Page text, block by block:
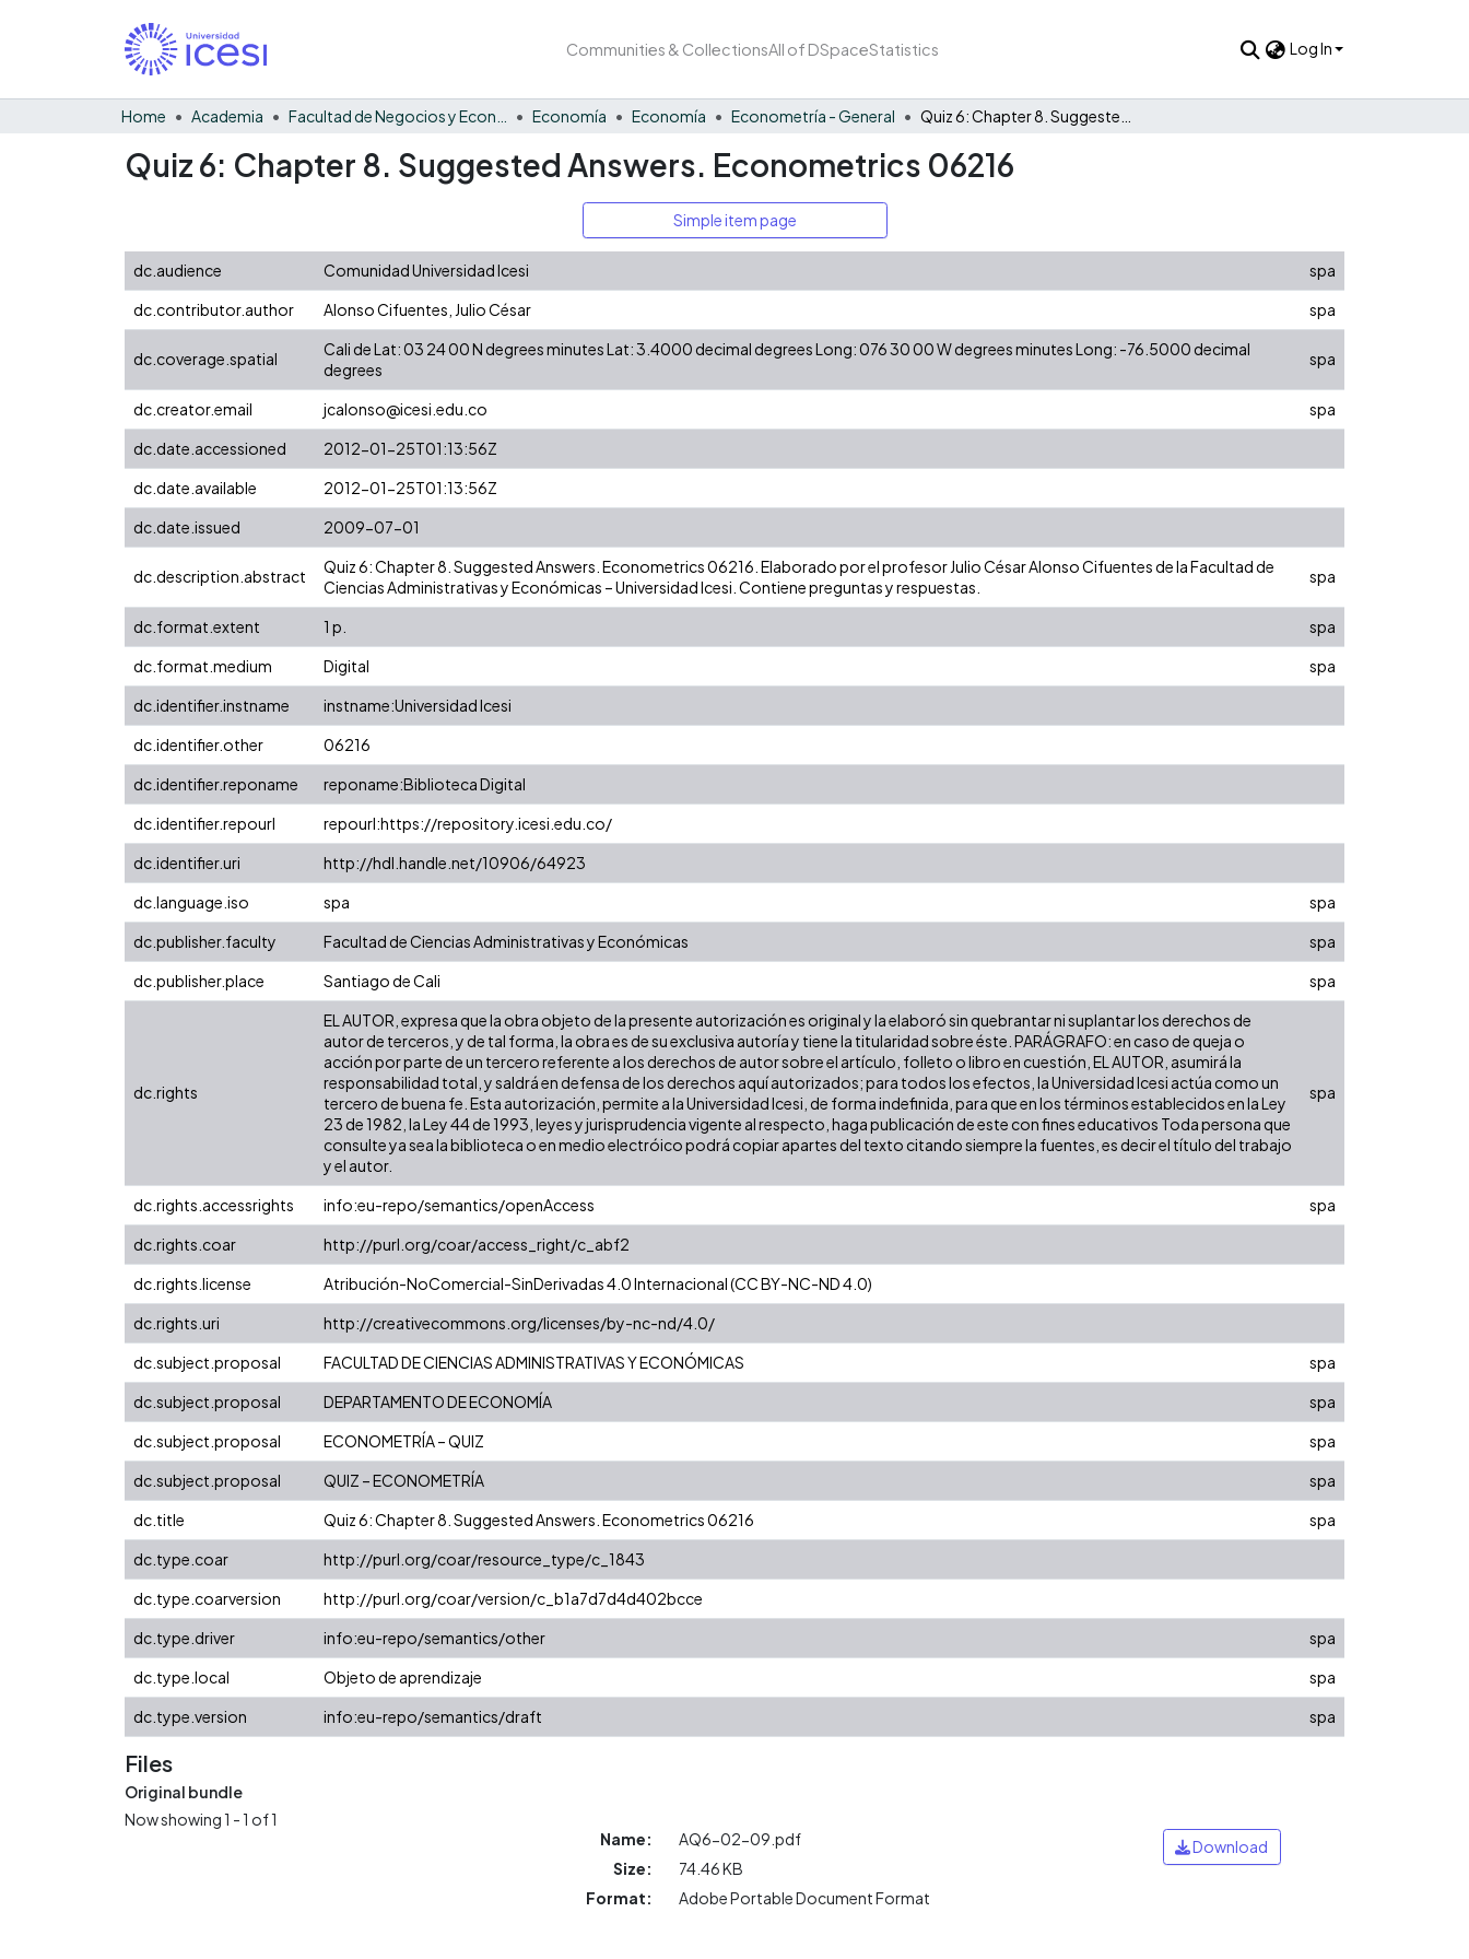
Communities & CollectionsAll of DSpaceStatistics Log In
Home Academia Economía Economía Econometría - General
Quiz 6: Chapter 8. Suggested Answers. Econometrics 06216
Simple item page
dc.audience Comunidad Universidad Icesi
spa
dc.contributor.author
Alonso Cifuentes, Julio César spa
dc.coverage.spatial
Cali de Lat: 03 24 00 N degrees minutes Lat: 3.4000 decimal degrees Long: 076 30 00 W degrees minutes Long: -76.5000 decimal
degrees
spa
dc.creator.email jcalonso@icesi.edu.co
spa
dc.date.accessioned
2012-01-25T01:13:56Z
dc.date.available
2012-01-25T01:13:56Z
dc.date.issued
2009-07-01
dc.description.abstract
Quiz 6: Chapter 8. Suggested Answers. Econometrics 06216. Elaborado por el profesor Julio César Alonso Cifuentes de la Facultad de
Ciencias Administrativas y Económicas – Universidad Icesi. Contiene preguntas y respuestas.
spa
dc.format.extent 1 p.
spa
dc.format.medium
Digital
spa
dc.identifier.instname
instname:Universidad Icesi
dc.identifier.other
06216
dc.identifier.reponame
reponame:Biblioteca Digital
dc.identifier.repourl
repourl:https://repository.icesi.edu.co/
dc.identifier.uri
http://hdl.handle.net/10906/64923
dc.language.iso
spa
spa
dc.publisher.faculty
Facultad de Ciencias Administrativas y Económicas
spa
dc.publisher.place
Santiago de Cali spa
dc.rights
EL AUTOR, expresa que la obra objeto de la presente autorización es original y la elaboró sin quebrantar ni suplantar los derechos de
autor de terceros, y de tal forma, la obra es de su exclusiva autoría y tiene la titularidad sobre éste. PARÁGRAFO: en caso de queja o
acción por parte de un tercero referente a los derechos de autor sobre el artículo, folleto o libro en cuestión, EL AUTOR, asumirá la
responsabilidad total, y saldrá en defensa de los derechos aquí autorizados; para todos los efectos, la Universidad Icesi actúa como un
tercero de buena fe. Esta autorización, permite a la Universidad Icesi, de forma indefinida, para que en los términos establecidos en la Ley
23 de 1982, la Ley 44 de 1993, leyes y jurisprudencia vigente al respecto, haga publicación de este con fines educativos Toda persona que
consulte ya sea la biblioteca o en medio electróico podrá copiar apartes del texto citando siempre la fuentes, es decir el título del trabajo
y el autor.
spa
dc.rights.accessrights info:eu-repo/semantics/openAccess
spa
dc.rights.coar
http://purl.org/coar/access_right/c_abf2
dc.rights.license
Atribución-NoComercial-SinDerivadas 4.0 Internacional (CC BY-NC-ND 4.0)
dc.rights.uri
http://creativecommons.org/licenses/by-nc-nd/4.0/
dc.subject.proposal
FACULTAD DE CIENCIAS ADMINISTRATIVAS Y ECONÓMICAS
spa
dc.subject.proposal
DEPARTAMENTO DE ECONOMÍA
spa
dc.subject.proposal
ECONOMETRÍA – QUIZ
spa
dc.subject.proposal
QUIZ – ECONOMETRÍA
spa
dc.title
Quiz 6: Chapter 8. Suggested Answers. Econometrics 06216
spa
dc.type.coar
http://purl.org/coar/resource_type/c_1843
dc.type.coarversion
http://purl.org/coar/version/c_b1a7d7d4d402bcce
dc.type.driver
info:eu-repo/semantics/other
spa
dc.type.local
Objeto de aprendizaje
spa
dc.type.version
info:eu-repo/semantics/draft spa
Files
Original bundle
Now showing1 - 1 of 1
Name:
AQ6-02-09.pdf
Size:
74.46 KB
Format:
Adobe Portable Document Format
Download